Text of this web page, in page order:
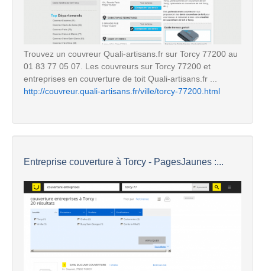
Trouvez un couvreur Quali-artisans.fr sur Torcy 77200 au
01 83 77 05 07. Les couvreurs sur Torcy 77200 et
entreprises en couverture de toit Quali-artisans.fr ...
http://couvreur.quali-artisans.fr/ville/torcy-77200.html
Entreprise couverture à Torcy - PagesJaunes :...